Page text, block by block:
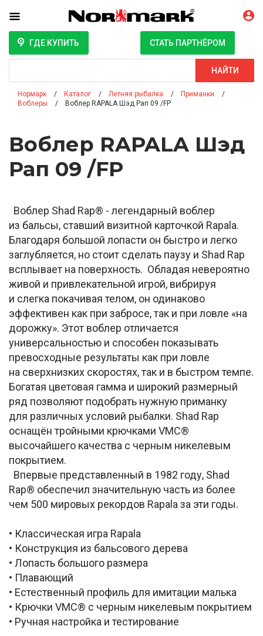
ГДЕ КУПИТЬ СТАТЬ ПАРТНЁРОМ
НАЙТИ
Нормарк Каталог Летняя рыбалка
Приманки
Воблеры
Воблер RAPALA Шэд Рап 09 /FP
Воблер RAPALA Шэд
Рап 09 /FP
Воблер Shad Rap® - легендарный воблер
из бальсы, ставший визитной карточкой Rapala.
Благодаря большой лопасти он быстро и легко
заглубляется, но стоит сделать паузу и Shad Rap
всплывает на поверхность. Обладая невероятно
живой и привлекательной игрой, вибрируя
и слегка покачивая телом, он одинаково
эффективен как при забросе, так и при ловле «на
дорожку». Этот воблер отличается
универсальностью и способен показывать
превосходные результаты как при ловле
на сверхнизких скоростях, так и в быстром темпе.
Богатая цветовая гамма и широкий размерный
ряд позволяют подобрать нужную приманку
для различных условий рыбалки. Shad Rap
оснащён тройными крючками VMC®
высочайшего качества с черным никелевым
покрытием.
Впервые представленный в 1982 году, Shad
Rap® обеспечил значительную часть из более
чем 500 мировых рекордов Rapala за эти годы.
• Классическая игра Rapala
• Конструкция из бальсового дерева
• Лопасть большого размера
• Плавающий
• Естественный профиль для имитации малька
• Крючки VMC® с черным никелевым покрытием
• Ручная настройка и тестирование